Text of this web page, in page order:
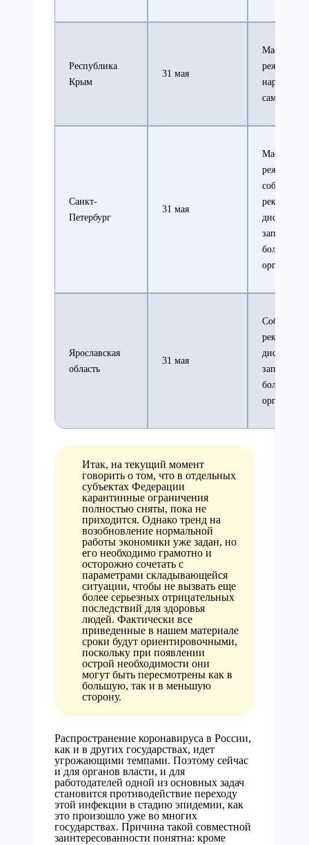
Республика
Крым
31 мая
Масочный
режим,
нарушение
Санкт-
Петербург
31 мая
Масочный
режим,
дистанции,
запрет на
большей
Ярославская
область
31 мая
дистанции,
запрет на
большей
Итак, на текущий момент
говорить о том, что в отдельных
субъектах Федерации
карантинные ограничения
полностью сняты, пока не
приходится. Однако тренд на
возобновление нормальной
работы экономики уже задан, но
его необходимо грамотно и
осторожно сочетать с
параметрами складывающейся
ситуации, чтобы не вызвать еще
более серьезных отрицательных
последствий для здоровья
людей. Фактически все
приведенные в нашем материале
сроки будут ориентировочными,
поскольку при появлении
острой необходимости они
могут быть пересмотрены как в
большую, так и в меньшую
сторону.
Распространение коронавируса в России,
как и в других государствах, идет
угрожающими темпами. Поэтому сейчас
и для органов власти, и для
работодателей одной из основных задач
становится противодействие переходу
этой инфекции в стадию эпидемии, как
это произошло уже во многих
государствах. Причина такой совместной
заинтересованности понятна: кроме